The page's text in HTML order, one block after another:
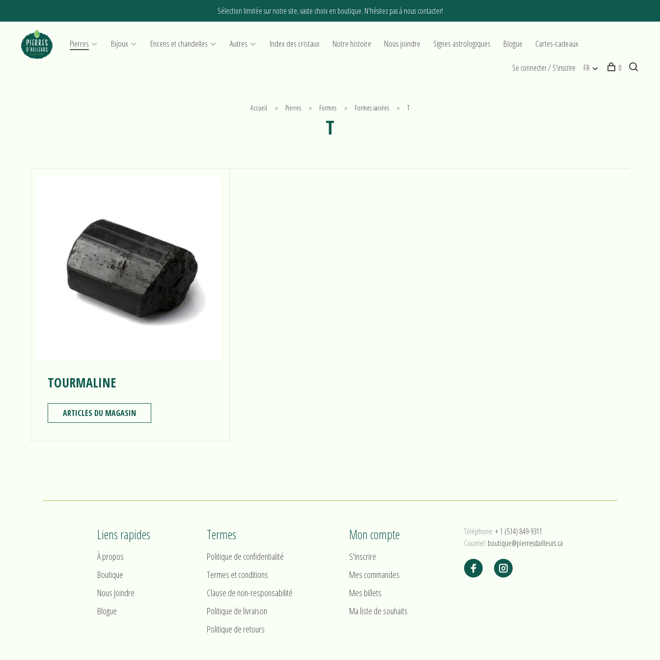
Sélection limitée sur notre site, vaste choix en boutique. N'hésitez pas à nous contacter!
Pierres Bijoux Encens et chandelles Autres Index des cristaux Notre histoire Nous joindre Signes astrologiques Blogue Cartes-cadeaux
Se connecter / S'inscrire FR 0
Accueil Pierres Formes Formes variées T
T
TOURMALINE
ARTICLES DU MAGASIN
Liens rapides
À propos
Boutique
Nous Joindre
Blogue
Termes
Politique de confidentialité
Termes et conditions
Clause de non-responsabilité
Politique de livraison
Politique de retours
Mon compte
S'inscrire
Mes commandes
Mes billets
Ma liste de souhaits
Téléphone:+ 1 (514) 849-9311
Courriel: boutique@pierresdailleurs.ca